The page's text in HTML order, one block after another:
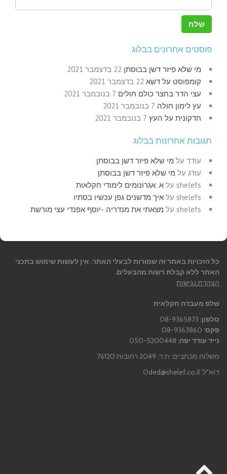
פוסטים אחרונים בבלוג
מי שלא פיזר דשן בבוסתן 22 בדצמבר 2021
קומפוסט על דשא 22 בדצמבר 2021
עצי הדר בחצר כולם חולים 7 בנובמבר 2021
עץ לימון חולה 7 בנובמבר 2021
חדקונית על העץ 7 בנובמבר 2021
תגובות אחרונות בבלוג
עודד על מי שלא פיזר דשן בבוסתן
עודג על מי שלא פיזר דשן בבוסתן
shelefs על א. אגרונומים לימודי חקלאות
shelefs על איך מדשנים גפן עכשיו בסתיו
shelefs על מצאתי את מנדריה -יוסף אפנדי עצי מורשת
כל הזכויות באתר זה שמורות לבעלי האתר. אין לעשות שימוש בתכני
האתר ללא קבלת רשות מהבעלים.
הצהרת נגישות
שלפ מעבדה חקלאית
טלפון:
פקס:
נייד עודד יפה:
משלוח מכתבים: ת.ד. 2049 רחובות 76120
דוא"ל: Oded@shelef.co.il